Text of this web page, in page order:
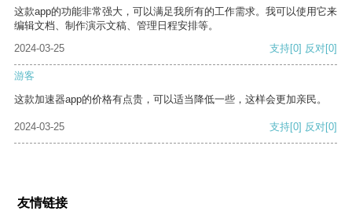
这款app的功能非常强大，可以满足我所有的工作需求。我可以使用它来
编辑文档、制作演示文稿、管理日程安排等。
2024-03-25
支持[0] 反对[0]
游客
这款加速器app的价格有点贵，可以适当降低一些，这样会更加亲民。
2024-03-25 支持[0] 反对[0]
友情链接